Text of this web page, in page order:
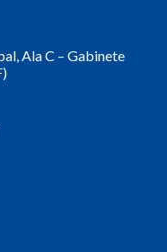
Ala C – Gabinete
Aécio